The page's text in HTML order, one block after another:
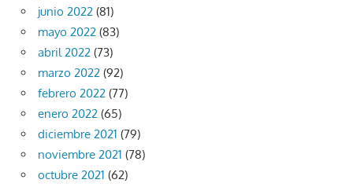
junio 2022 (81)
mayo 2022 (83)
abril 2022 (73)
marzo 2022 (92)
febrero 2022 (77)
enero 2022 (65)
diciembre 2021 (79)
noviembre 2021 (78)
octubre 2021 (62)